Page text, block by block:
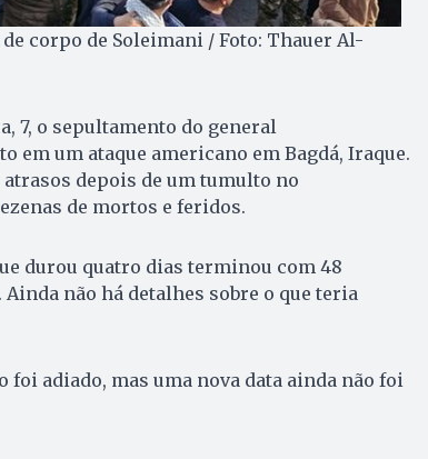
corpo de Soleimani / Foto: Thauer Al-
7, o sepultamento do general
em um ataque americano em Bagdá, Iraque.
depois de um tumulto no
de mortos e feridos.
durou quatro dias terminou com 48
Ainda não há detalhes sobre o que teria
foi adiado, mas uma nova data ainda não foi